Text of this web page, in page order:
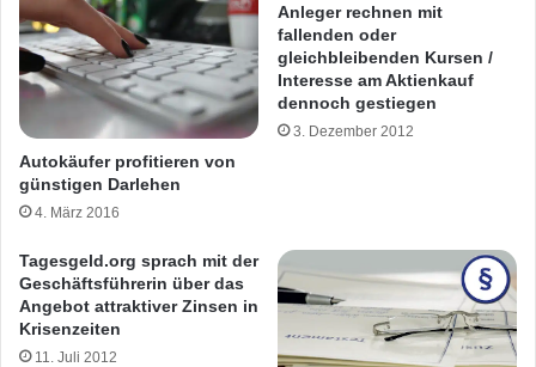
Autokäufer profitieren von
günstigen Darlehen
4. März 2016
Anleger rechnen mit
fallenden oder
gleichbleibenden Kursen /
Interesse am Aktienkauf
dennoch gestiegen
3. Dezember 2012
Tagesgeld.org sprach mit der
Geschäftsführerin über das
Angebot attraktiver Zinsen in
Krisenzeiten
11. Juli 2012